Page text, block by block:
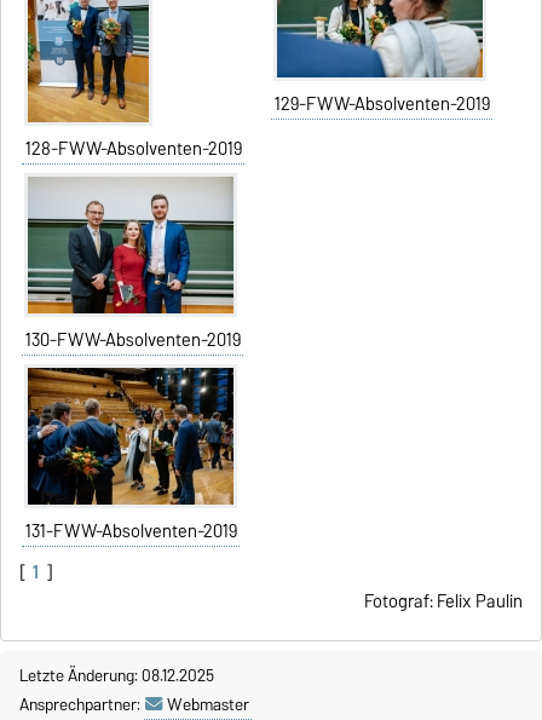
128-FWW-Absolventen-2019
129-FWW-Absolventen-2019
130-FWW-Absolventen-2019
131-FWW-Absolventen-2019
[ 1 ]
Fotograf: Felix Paulin
Letzte Änderung: 08.12.2025
Ansprechpartner:
Webmaster